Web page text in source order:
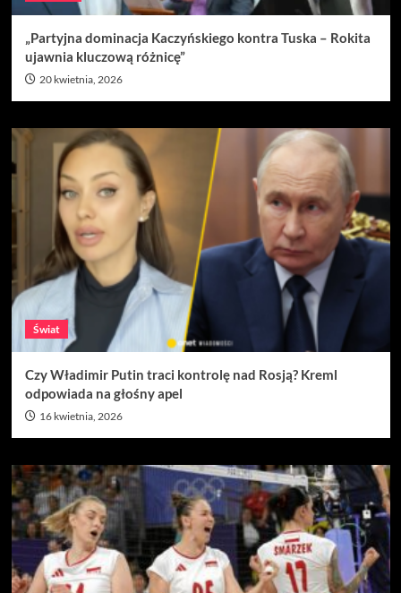
„Partyjna dominacja Kaczyńskiego kontra Tuska – Rokita
ujawnia kluczową różnicę”
20 kwietnia, 2026
Świat
Czy Władimir Putin traci kontrolę nad Rosją? Kreml
odpowiada na głośny apel
16 kwietnia, 2026